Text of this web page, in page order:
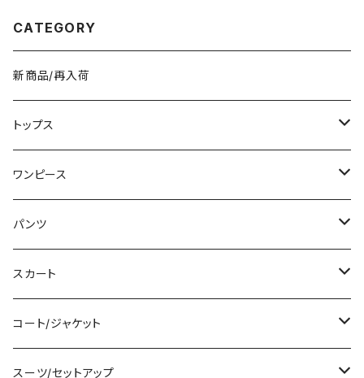
CATEGORY
新商品/再入荷
トップス
Tシャツ/カットソー
タンクトップ/キャミソール
シャツ/ブラウス
ベアトップ/チューブトップ
カーディガン/ボレロ
ワンピース
ミニ/ショート
ミディアム/ミモレ
ロング/マキシ
袖付き
パンツ
ショート丈
クロップド丈
ロング丈
スカート
ミニ/ショート
ミディアム/ミモレ
コート/ジャケット
コート
スーツ/セットアップ